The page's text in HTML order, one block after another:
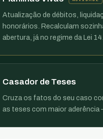
Atualização de débitos,
honorários. Recalculam
abertura, já no regime da Lei
Casador de Teses
Cruza os fatos do seu caso
as teses com maior